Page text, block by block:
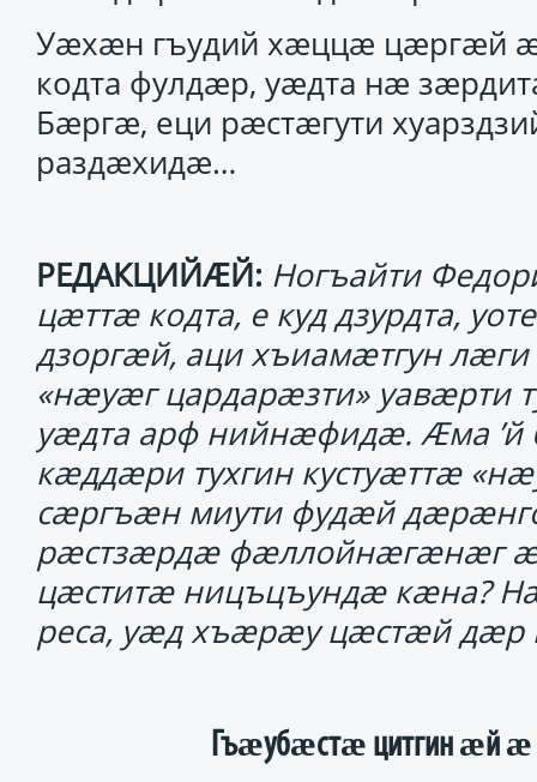
Уӕхӕн гъудий хӕццӕ цӕргӕй
кодта фулдӕр, уӕдта нӕ
Бӕргӕ, еци рӕстӕгути
раздӕхидӕ…
РЕДАКЦИЙӔЙ: Ногъайти
цӕттӕ кодта, е куд дзурдта,
дзоргӕй, аци хъиамӕтгун
«нӕуӕг цардарӕзти» уавӕрти
уӕдта арф нийнӕфидӕ. Ӕма
кӕддӕри тухгин кустуӕттӕ
сӕргъӕн миути фудӕй
рӕстзӕрдӕ фӕллойнӕгӕнӕг
цӕститӕ ницъцъундӕ кӕна?
реса, уӕд хъӕрӕу цӕстӕй дӕр
Гъӕубӕстӕ цитгин ӕй